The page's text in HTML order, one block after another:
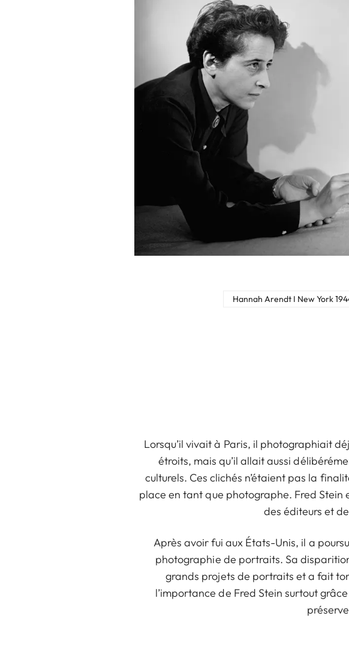
Hannah Arendt I New York
Lorsqu’il vivait à Paris, il photographiait
étroits, mais qu’il allait aussi
culturels. Ces clichés n’étaient pas la
place en tant que photographe. Fred Stein
des éditeurs et
Après avoir fui aux États-Unis, il a
photographie de portraits. Sa
grands projets de portraits et a fait
l’importance de Fred Stein surtout